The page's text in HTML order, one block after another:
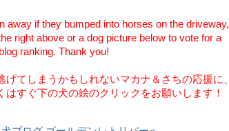
away if they bumped into horses on the driveway,
right above or a dog picture below to vote for a
ranking. Thank you!
げてしまうかもしれないマカナ＆さちの応援に、
すぐ下の犬の絵のクリックをお願いします！